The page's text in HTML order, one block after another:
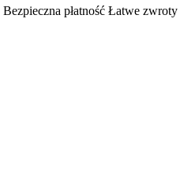
Bezpieczna płatność Łatwe zwroty